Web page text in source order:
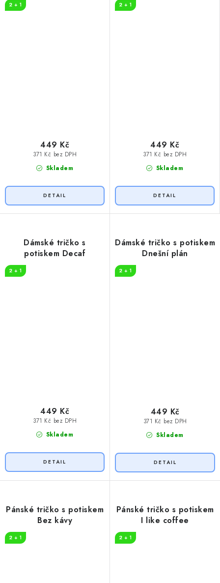
2 + 1
Skladem
371 Kč bez DPH
449 Kč
2 + 1
Skladem
371 Kč bez DPH
449 Kč
Dámské tričko s
potiskem Decaf
2 + 1
Skladem
371 Kč bez DPH
449 Kč
Dámské tričko s potiskem
Dnešní plán
2 + 1
Skladem
371 Kč bez DPH
449 Kč
Pánské tričko s potiskem
Bez kávy
2 + 1
Pánské tričko s potiskem
I like coffee
2 + 1